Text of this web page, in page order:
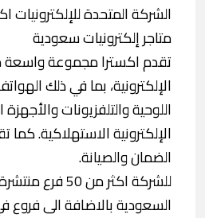
الشركة المتحدة
متاجر إلكترونيات سعودية
تقدم اكسترا مجموعة واسعة
الإلكترونية، بما في ذلك
اللوحية والتلفزيونات والأجهزة
الإلكترونية الاستهلاكية.
الضمان والصيانة.
للشركة اكثر من
السعودية بالاضافة الى فروع